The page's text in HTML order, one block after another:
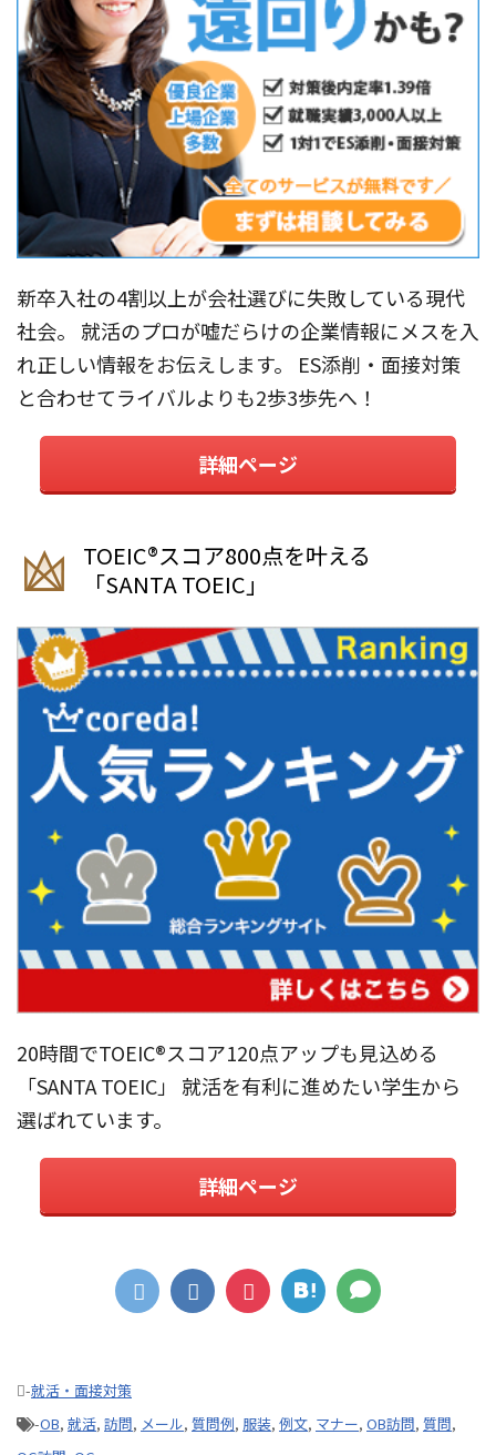
新卒入社の4割以上が会社選びに失敗している現代
社会。 就活のプロが嘘だらけの企業情報にメスを入
れ正しい情報をお伝えします。 ES添削・面接対策
と合わせてライバルよりも2歩3歩先へ！
詳細ページ
TOEIC®︎スコア800点を叶える
「SANTA TOEIC」
20時間でTOEIC®︎スコア120点アップも見込める
「SANTA TOEIC」 就活を有利に進めたい学生から
選ばれています。
詳細ページ
-就活・面接対策
-OB, 就活, 訪問, メール, 質問例, 服装, 例文, マナー, OB訪問, 質問,